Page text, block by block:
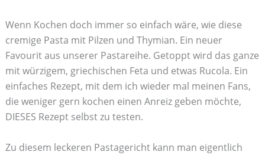
Wenn Kochen doch immer so einfach wäre, wie diese
cremige Pasta mit Pilzen und Thymian. Ein neuer
Favourit aus unserer Pastareihe. Getoppt wird das ganze
mit würzigem, griechischen Feta und etwas Rucola. Ein
einfaches Rezept, mit dem ich wieder mal meinen Fans,
die weniger gern kochen einen Anreiz geben möchte,
DIESES Rezept selbst zu testen.
Zu diesem leckeren Pastagericht kann man eigentlich